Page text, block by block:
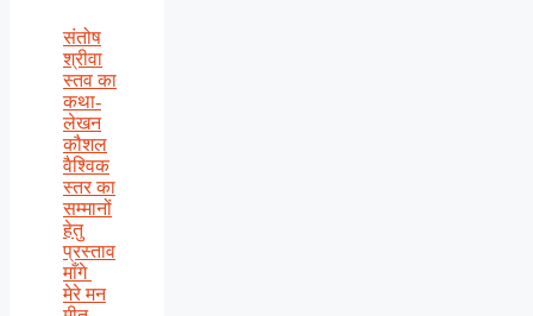
संतोष
श्रीवा
स्तव का
कथा-
लेखन
कौशल
वैश्विक
स्तर का
सम्मानों
हेतु
प्रस्ताव
माँगे
मेरे मन